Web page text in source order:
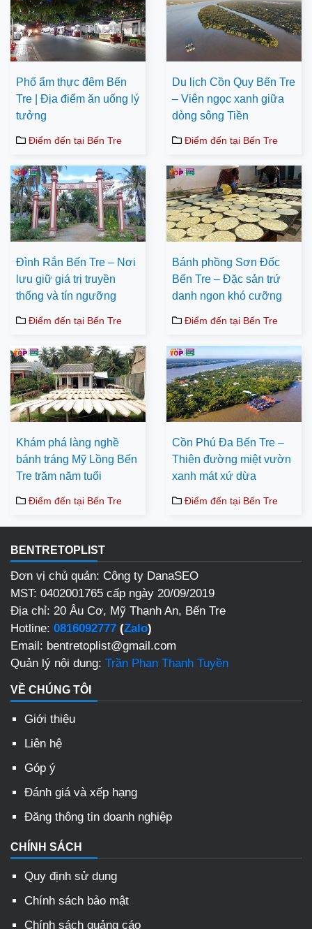
Phố ẩm thực đêm Bến
Tre | Địa điểm ăn uống lý
tưởng
Điểm đến tại Bến Tre
Du lịch Cồn Quy Bến Tre
– Viên ngọc xanh giữa
dòng sông Tiền
Điểm đến tại Bến Tre
Đình Rắn Bến Tre – Nơi
lưu giữ giá trị truyền
thống và tín ngưỡng
Điểm đến tại Bến Tre
Bánh phồng Sơn Đốc
Bến Tre – Đặc sản trứ
danh ngon khó cưỡng
Điểm đến tại Bến Tre
Khám phá làng nghề
bánh tráng Mỹ Lồng Bến
Tre trăm năm tuổi
Điểm đến tại Bến Tre
Cồn Phú Đa Bến Tre –
Thiên đường miệt vườn
xanh mát xứ dừa
Điểm đến tại Bến Tre
BENTRETOPLIST
Đơn vị chủ quản: Công ty DanaSEO
MST: 0402001765 cấp ngày 20/09/2019
Địa chỉ: 20 Âu Cơ, Mỹ Thạnh An, Bến Tre
Hotline: 0816092777 (Zalo)
Email: bentretoplist@gmail.com
Quản lý nội dung: Trần Phan Thanh Tuyền
VỀ CHÚNG TÔI
Giới thiệu
Liên hệ
Góp ý
Đánh giá và xếp hạng
Đăng thông tin doanh nghiệp
CHÍNH SÁCH
Quy định sử dụng
Chính sách bảo mật
Chính sách quảng cáo